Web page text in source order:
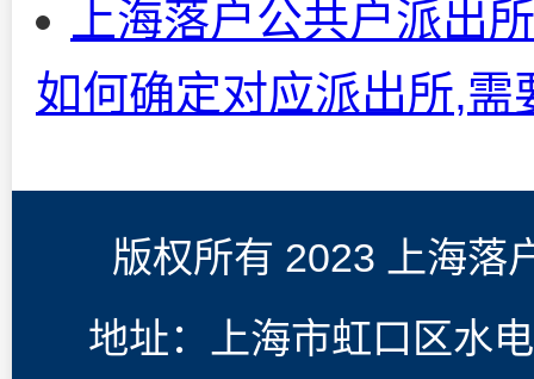
上海落户公共户派出
如何确定对应派出所,需
版权所有 2023 上海落
地址：上海市虹口区水